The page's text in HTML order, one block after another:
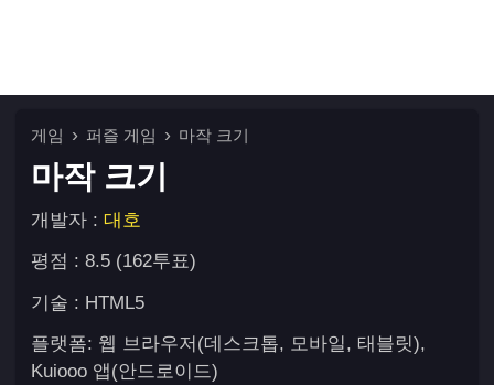
게임 퍼즐 게임 마작 크기
마작 크기
개발자 : 대호
평점 : 8.5 (162투표)
기술 : HTML5
플랫폼: 웹 브라우저(데스크톱, 모바일, 태블릿),
Kuiooo 앱(안드로이드)